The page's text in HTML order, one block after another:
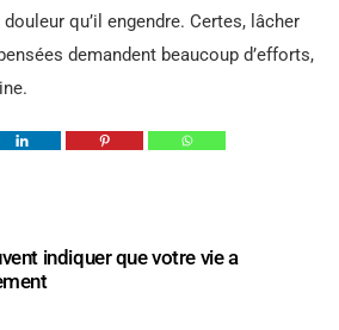
qu’il engendre. Certes, lâcher
demandent beaucoup d’efforts,
indiquer que votre vie a